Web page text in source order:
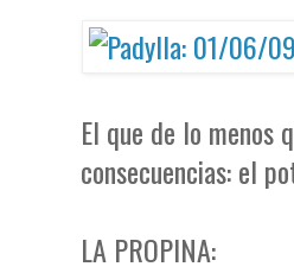
El que de lo menos
consecuencias: el
LA PROPINA: